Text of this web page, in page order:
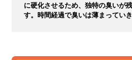
に硬化させるため、独特の臭いが
す。時間経過で臭いは薄まっていき